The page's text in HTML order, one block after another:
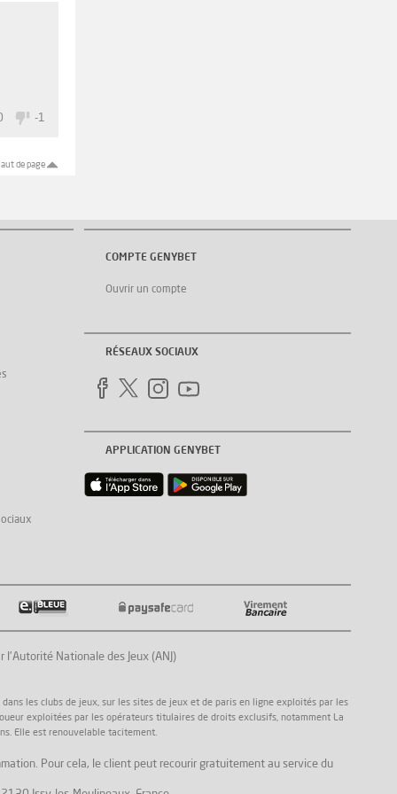
-1
de page
COMPTE GENYBET
Ouvrir un compte
RÉSEAUX SOCIAUX
APPLICATION GENYBET
Nationale des Jeux (ANJ)
les clubs de jeux, sur les sites de jeux et de paris en ligne exploités par les
exploitées par les opérateurs titulaires de droits exclusifs, notamment La
Elle est renouvelable tacitement.
Pour cela, le client peut recourir gratuitement au service du